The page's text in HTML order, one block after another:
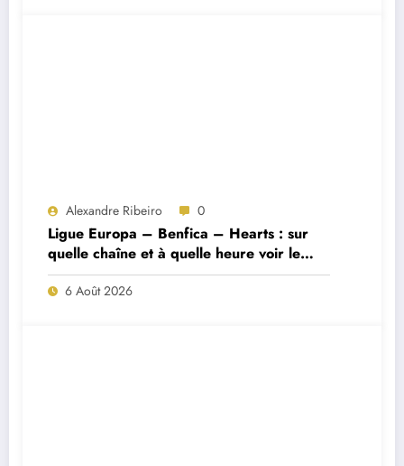
Alexandre Ribeiro 0
Ligue Europa – Benfica – Hearts : sur
quelle chaîne et à quelle heure voir le
match ?
6 Août 2026